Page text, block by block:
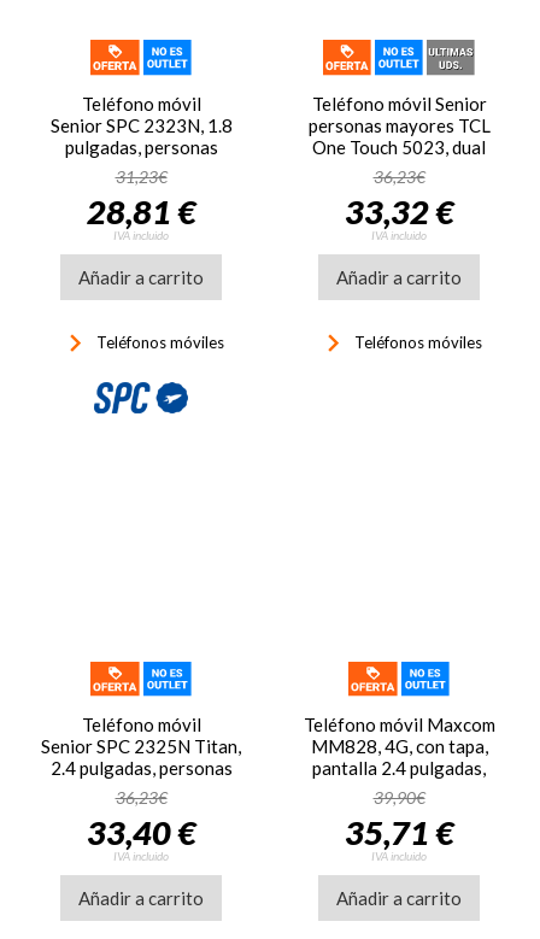
Teléfono móvil
Senior SPC 2323N, 1.8
pulgadas, personas
mayores, Fortune 2
Pocket Edition, negro
31,23€
28,81 €
IVA incluido
Añadir a carrito
keyboard_arrow_right Teléfonos móviles
Teléfono móvil Senior
personas mayores TCL
One Touch 5023, dual
SIM, pantalla 2.4
pulgadas, Bluetooth, USB-
C, negro
36,23€
33,32 €
IVA incluido
Añadir a carrito
keyboard_arrow_right Teléfonos móviles
Teléfono móvil
Senior SPC 2325N Titan,
2.4 pulgadas, personas
mayores, Bluetooth, FM,
negro
36,23€
33,40 €
IVA incluido
Añadir a carrito
Teléfono móvil Maxcom
MM828, 4G, con tapa,
pantalla 2.4 pulgadas,
botón SOS, batería larga
duración, negro
39,90€
35,71 €
IVA incluido
Añadir a carrito